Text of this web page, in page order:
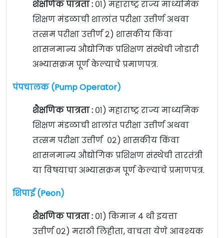
शैक्षणिक पात्रता : ०१) महाराष्ट्र राज्य माध्यमिक
शिक्षण मंडळाची शालांत परीक्षा उत्तीर्ण अथवा
तत्सम परीक्षा उत्तीर्ण २) शासकीय किंवा
शासनमान्य औद्योगिक प्रशिक्षण संस्थेची जोडारी
अभ्यासक्रम पूर्ण केल्याचे प्रमाणपत्र.
पंपचालक (Pump Operator)
शैक्षणिक पात्रता : ०१) महाराष्ट्र राज्य माध्यमिक
शिक्षण मंडळाची शालांत परीक्षा उत्तीर्ण अथवा
तत्सम परीक्षा उत्तीर्ण ०२) शासकीय किंवा
शासनमान्य औद्योगिक प्रशिक्षण संस्थेची तारतंत्री
या विषयाचा अभ्यासक्रम पूर्ण केल्याचे प्रमाणपत्र.
शिपाई (Peon)
शैक्षणिक पात्रता : ०१) किमान ४ थी इयत्ता
उत्तीर्ण ०२) मराठी लिहीता, वाचता येणे आवश्यक